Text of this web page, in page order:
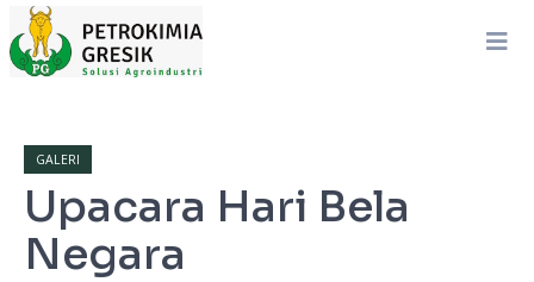
GALERI
Upacara Hari Bela
Negara